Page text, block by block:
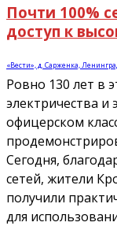
Почти 100%
доступ к
«Вести», д. Сарженка,
Ровно 130 лет в
электричества
офицерском
Сегодня,
сетей, жители
получили
для